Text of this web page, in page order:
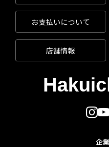
お支払いについて
店舗情報
企